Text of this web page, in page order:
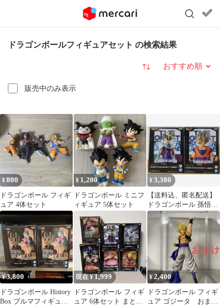
ドラゴンボールフィギュアセット の検索結果
販売中のみ表示
並び替え
¥800
ドラゴンボール フィギ
ュア 4体セット
¥ 1,200
ドラゴンボール ミニフ
ィギュア 5体セット
¥3,380
【送料込、匿名配送】
ドラゴンボール 孫悟空
＆孫悟飯 フィギュア 2
体セット
¥3,800
ドラゴンボール History
Box ブルマフィギュ
現在 ¥1,999
ドラゴンボール フィギ
ュア 6体セット まとめ
¥2,400
ドラゴンボール フィギ
ュア ゴジータ おまけ